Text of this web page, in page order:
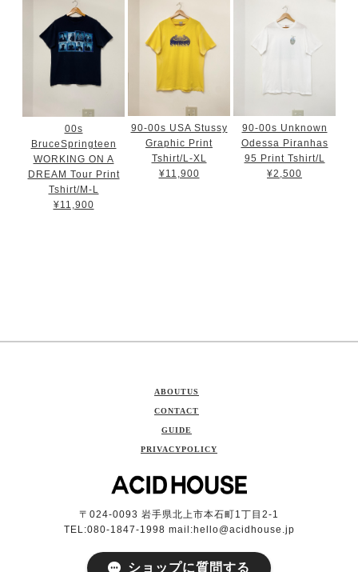
00s
BruceSpringteen
WORKING ON A
DREAM Tour Print
Tshirt/M-L
¥11,900
90-00s USA Stussy
Graphic Print
Tshirt/L-XL
¥11,900
90-00s Unknown
Odessa Piranhas
95 Print Tshirt/L
¥2,500
ABOUTUS
CONTACT
GUIDE
PRIVACYPOLICY
〒024-0093 岩手県北上市本石町1丁目2-1
TEL:080-1847-1998 mail: hello@acidhouse.jp
ショップに質問する